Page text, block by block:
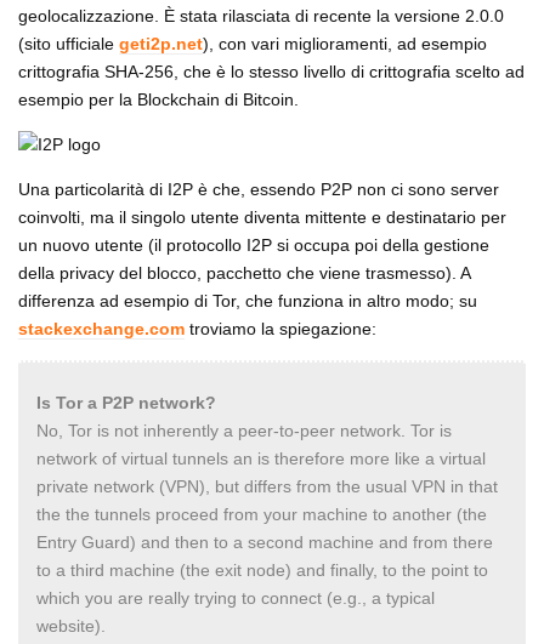
geolocalizzazione. È stata rilasciata di recente la versione 2.0.0
(sito ufficiale geti2p.net), con vari miglioramenti, ad esempio
crittografia SHA-256, che è lo stesso livello di crittografia scelto ad
esempio per la Blockchain di Bitcoin.
Una particolarità di I2P è che, essendo P2P non ci sono server
coinvolti, ma il singolo utente diventa mittente e destinatario per
un nuovo utente (il protocollo I2P si occupa poi della gestione
della privacy del blocco, pacchetto che viene trasmesso). A
differenza ad esempio di Tor, che funziona in altro modo; su
stackexchange.com troviamo la spiegazione:
Is Tor a P2P network?
No, Tor is not inherently a peer-to-peer network. Tor is
network of virtual tunnels an is therefore more like a virtual
private network (VPN), but differs from the usual VPN in that
the the tunnels proceed from your machine to another (the
Entry Guard) and then to a second machine and from there
to a third machine (the exit node) and finally, to the point to
which you are really trying to connect (e.g., a typical
website).